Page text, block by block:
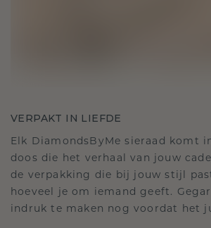
VERPAKT IN LIEFDE
Elk DiamondsByMe sieraad komt
doos die het verhaal van jouw
de verpakking die bij jouw stijl
hoeveel je om iemand geeft.
indruk te maken nog voordat het